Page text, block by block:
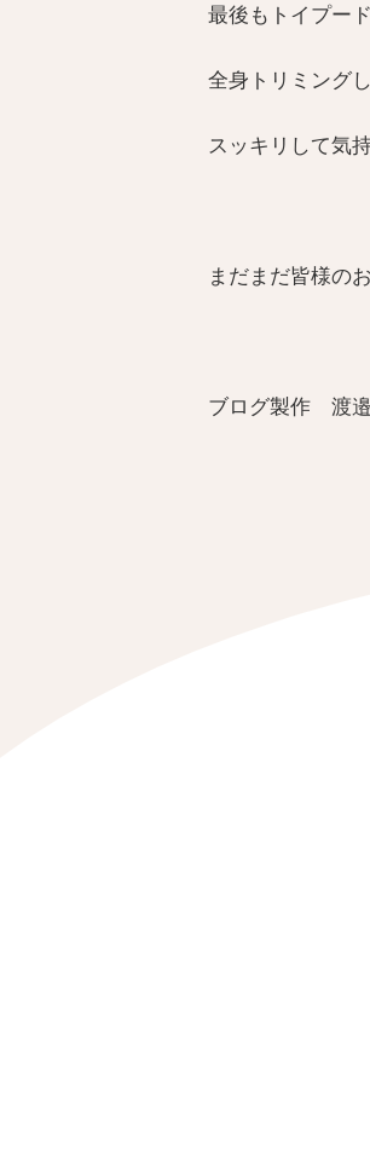
最後もトイプー
全身トリミング
スッキリして気
まだまだ皆様の
ブログ製作 渡邉